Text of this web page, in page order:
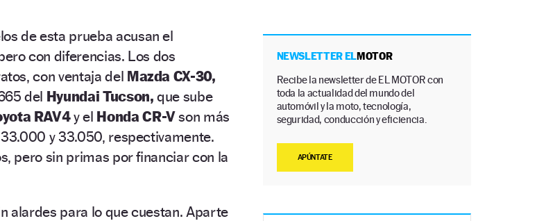
de esta prueba acusan el
con diferencias. Los dos
con ventaja del Mazda CX-30,
del Hyundai Tucson, que sube
RAV4y el Honda CR-Vson más
y 33.050, respectivamente.
pero sin primas por financiar con la
alardes para lo que cuestan. Aparte
NEWSLETTER ELMOTOR
Recibe la newsletter de EL MOTOR con
toda la actualidad del mundo del
automóvil y la moto, tecnología,
seguridad, conducción y eficiencia.
APÚNTATE